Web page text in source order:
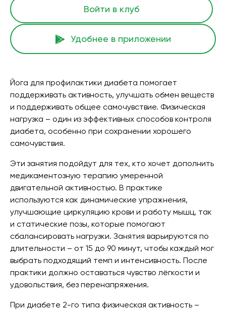
Войти в клуб
Удобнее в приложении
Йога для профилактики диабета помогает
поддерживать активность, улучшать обмен веществ
и поддерживать общее самочувствие. Физическая
нагрузка – один из эффективных способов контроля
диабета, особенно при сохранении хорошего
самочувствия.
Эти занятия подойдут для тех, кто хочет дополнить
медикаментозную терапию умеренной
двигательной активностью. В практике
используются как динамические упражнения,
улучшающие циркуляцию крови и работу мышц, так
и статические позы, которые помогают
сбалансировать нагрузки. Занятия варьируются по
длительности – от 15 до 90 минут, чтобы каждый мог
выбрать подходящий темп и интенсивность. После
практики должно оставаться чувство лёгкости и
удовольствия, без перенапряжения.
При диабете 2-го типа физическая активность –